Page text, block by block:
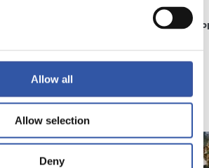
Allow all
Allow selection
Deny
23/06/2025
GALERIE DE